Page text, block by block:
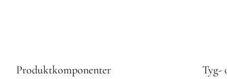
Produktkomponenter Tyg-